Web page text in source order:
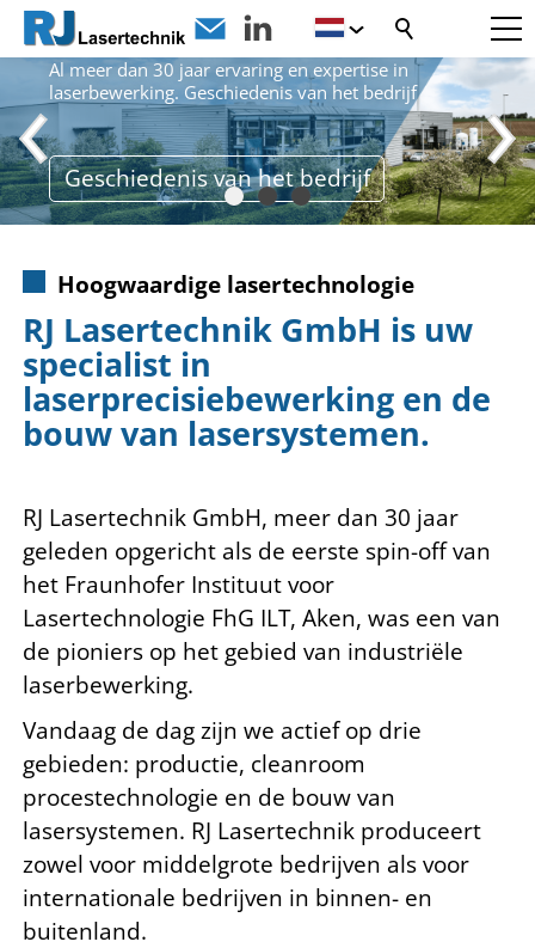
LASERPIONIERS
Al meer dan 30 jaar ervaring en expertise in
laserbewerking. Geschiedenis van het bedrijf
Geschiedenis van het bedrijf
Hoogwaardige lasertechnologie
RJ Lasertechnik GmbH is uw
specialist in
laserprecisiebewerking en de
bouw van lasersystemen.
RJ Lasertechnik GmbH, meer dan 30 jaar
geleden opgericht als de eerste spin-off van
het Fraunhofer Instituut voor
Lasertechnologie FhG ILT, Aken, was een van
de pioniers op het gebied van industriële
laserbewerking.
Vandaag de dag zijn we actief op drie
gebieden: productie, cleanroom
procestechnologie en de bouw van
lasersystemen. RJ Lasertechnik produceert
zowel voor middelgrote bedrijven als voor
internationale bedrijven in binnen- en
buitenland.